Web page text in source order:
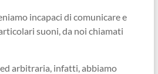
incapaci di comunicare e
suoni, da noi chiamati
arbitraria, infatti, abbiamo